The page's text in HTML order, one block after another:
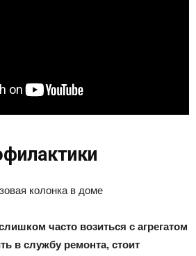
часто возиться с агрегатом
в службу ремонта, стоит